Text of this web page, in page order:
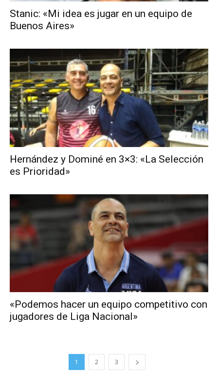
Stanic: «Mi idea es jugar en un equipo de
Buenos Aires»
Hernández y Dominé en 3×3: «La Selección
es Prioridad»
«Podemos hacer un equipo competitivo con
jugadores de Liga Nacional»
1 2 3